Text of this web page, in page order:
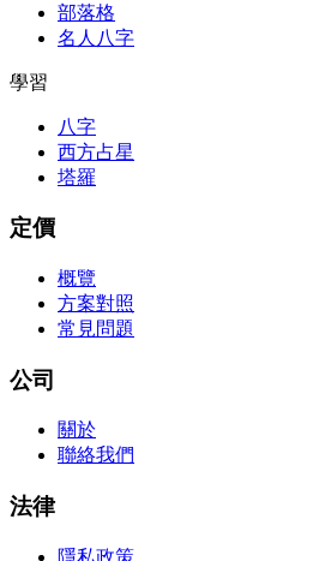
部落格
名人八字
學習
八字
西方占星
塔羅
定價
概覽
方案對照
常見問題
公司
關於
聯絡我們
法律
隱私政策